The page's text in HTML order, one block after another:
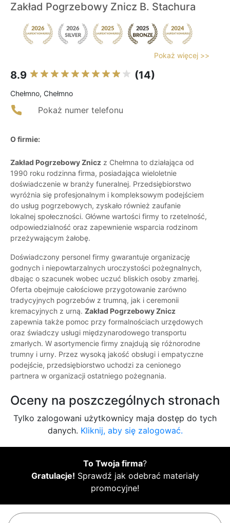
Zakład Pogrzebowy Znicz B. Stachura
Pokaż więcej >>
8.9 (14)
Chełmno, Chełmno
Pokaż numer telefonu
O firmie:
Zakład Pogrzebowy Znicz z Chełmna to działająca od
1990 roku rodzinna firma, posiadająca wieloletnie
doświadczenie w branży funeralnej. Przedsiębiorstwo
wyróżnia się profesjonalnym i kompleksowym podejściem
do usług pogrzebowych, zyskało również zaufanie
lokalnej społeczności. Główne wartości firmy to rzetelność,
odpowiedzialność oraz zapewnienie wsparcia rodzinom
przeżywającym żałobę.
Doświadczony personel firmy gwarantuje organizację
godnych i niepowtarzalnych uroczystości pożegnalnych,
dbając o szacunek wobec uczuć bliskich osoby zmarłej.
Oferta obejmuje całościowe przygotowanie zarówno
tradycyjnych pogrzebów z trumną, jak i ceremonii
kremacyjnych z urną. Zakład Pogrzebowy Znicz
zapewnia także pomoc przy formalnościach urzędowych
oraz świadczy usługi międzynarodowego transportu
zmarłych. W asortymencie firmy znajdują się różnorodne
trumny i urny. Przez wysoką jakość obsługi i empatyczne
podejście, przedsiębiorstwo uchodzi za cenionego
partnera w organizacji ostatniego pożegnania.
Oceny na poszczególnych stronach
Tylko zalogowani użytkownicy maja dostęp do tych
danych. Kliknij, aby się zalogować.
To Twoja firma?
Gratulacje! Sprawdź jak odebrać materiały
promocyjne!